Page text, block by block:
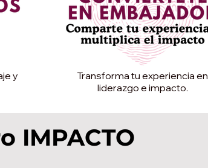
y
Transforma tu experiencia en
liderazgo e impacto.
IMPACTO